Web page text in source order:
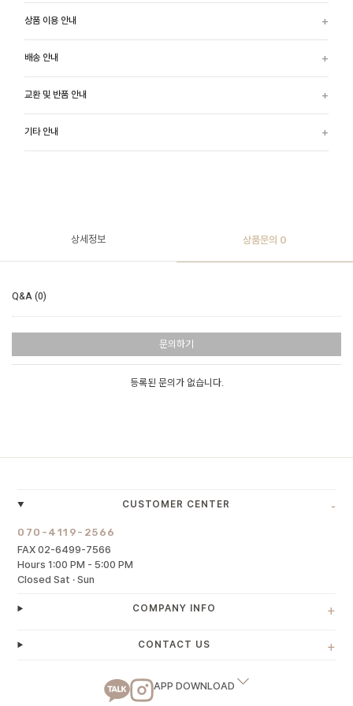
상품 이용 안내
배송 안내
교환 및 반품 안내
기타 안내
상세정보 상품문의 0
Q&A (0)
문의하기
등록된 문의가 없습니다.
CUSTOMER CENTER -
070-4119-2566
FAX 02-6499-7566
Hours 1:00 PM - 5:00 PM
Closed Sat · Sun
COMPANY INFO +
CONTACT US +
APP DOWNLOAD